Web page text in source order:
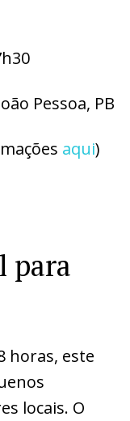
Pessoa, PB
aqui)
para
horas, este
locais. O